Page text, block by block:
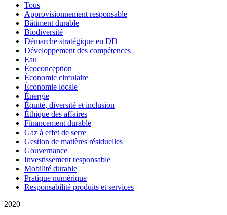
Tous
Approvisionnement responsable
Bâtiment durable
Biodiversité
Démarche stratégique en DD
Développement des compétences
Eau
Écoconception
Économie circulaire
Économie locale
Énergie
Équité, diversité et inclusion
Éthique des affaires
Financement durable
Gaz à effet de serre
Gestion de matières résiduelles
Gouvernance
Investissement responsable
Mobilité durable
Pratique numérique
Responsabilité produits et services
2020